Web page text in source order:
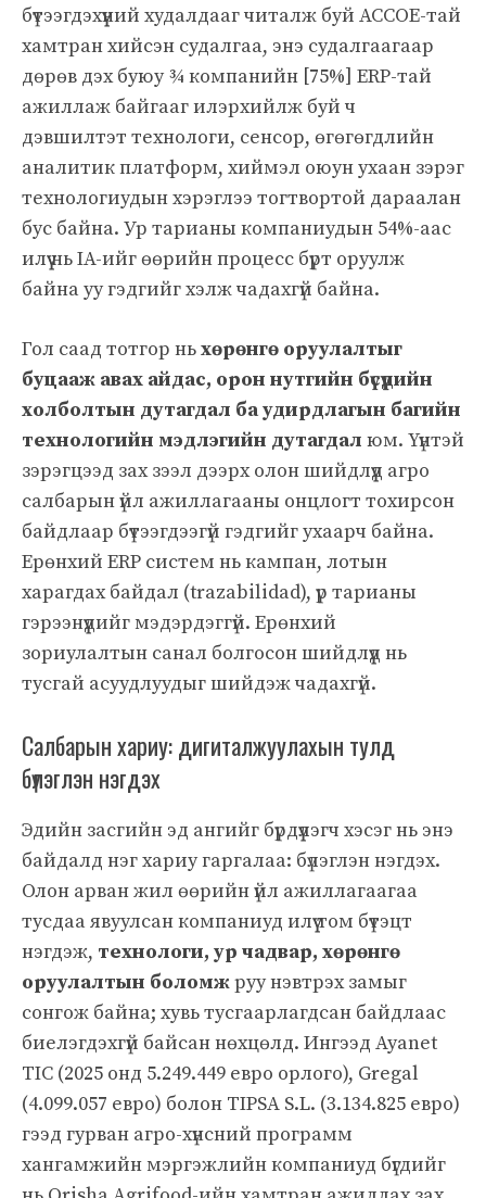
бүтээгдэхүүний худалдааг читалж буй ACCOE-тай
хамтран хийсэн судалгаа, энэ судалгаагаар
дөрөв дэх буюу ¾ компанийн [75%] ERP-тай
ажиллаж байгааг илэрхийлж буй ч
дэвшилтэт технологи, сенсор, өгөгөгдлийн
аналитик платформ, хиймэл оюун ухаан зэрэг
технологиудын хэрэглээ тогтвортой дараалан
бус байна. Ур тарианы компаниудын 54%-аас
илүү нь IA-ийг өөрийн процесс бүрт оруулж
байна уу гэдгийг хэлж чадахгүй байна.
Гол саад тотгор ньхөрөнгө оруулалтыг
буцааж авах айдас, орон нутгийн бүсүүдийн
холболтын дутагдал ба удирдлагын багийн
технологийн мэдлэгийн дутагдал юм. Үүнтэй
зэрэгцээд зах зээл дээрх олон шийдлүүд агро
салбарын үйл ажиллагааны онцлогт тохирсон
байдлаар бүтээгдээгүй гэдгийг ухаарч байна.
Ерөнхий ERP систем нь кампан, лотын
харагдах байдал (trazabilidad), үр тарианы
гэрээнүүдийг мэдэрдэггүй. Ерөнхий
зориулалтын санал болгосон шийдлүүд нь
тусгай асуудлуудыг шийдэж чадахгүй.
Салбарын хариу: дигиталжуулахын тулд
бүлэглэн нэгдэх
Эдийн засгийн эд ангийг бүрдүүлэгч хэсэг нь энэ
байдалд нэг хариу гаргалаа: бүлэглэн нэгдэх.
Олон арван жил өөрийн үйл ажиллагаагаа
тусдаа явуулсан компаниуд илүү том бүтэцт
нэгдэж, технологи, ур чадвар, хөрөнгө
оруулалтын боломжруу нэвтрэх замыг
сонгож байна; хувь тусгаарлагдсан байдлаас
биелэгдэхгүй байсан нөхцөлд. Ингээд Ayanet
TIC (2025 онд 5.249.449 евро орлого), Gregal
(4.099.057 евро) болон TIPSA S.L. (3.134.825 евро)
гээд гурван агро-хүнсний программ
хангамжийн мэргэжлийн компаниуд бүгдийг